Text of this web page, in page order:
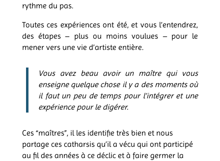
rythme du pas.
Toutes ces expériences ont été, et vous l’entendrez,
des étapes – plus ou moins voulues – pour le
mener vers une vie d’artiste entière.
Vous avez beau avoir un maître qui vous
enseigne quelque chose il y a des moments où
il faut un peu de temps pour l’intégrer et une
expérience pour le digérer.
Ces “maîtres”, il les identifie très bien et nous
partage ces catharsis qu’il a vécu qui ont participé
au fil des années à ce déclic et à faire germer la